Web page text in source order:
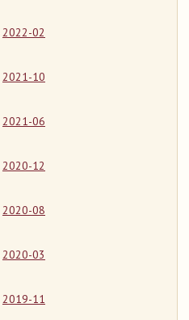
2022-02
2021-10
2021-06
2020-12
2020-08
2020-03
2019-11